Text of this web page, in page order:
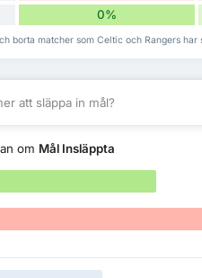
0%
borta matcher som Celtic och Rangers har
att släppa in mål?
om Mål Insläppta